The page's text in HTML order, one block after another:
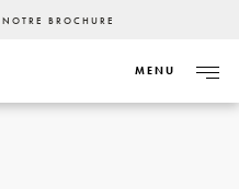
BROCHURE
MENU